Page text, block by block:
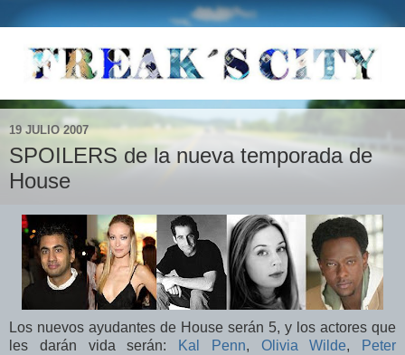
19 JULIO 2007
SPOILERS de la nueva temporada de
House
Los nuevos ayudantes de House serán 5, y los actores que
les darán vida serán:
Kal Penn, Olivia Wilde,
Peter